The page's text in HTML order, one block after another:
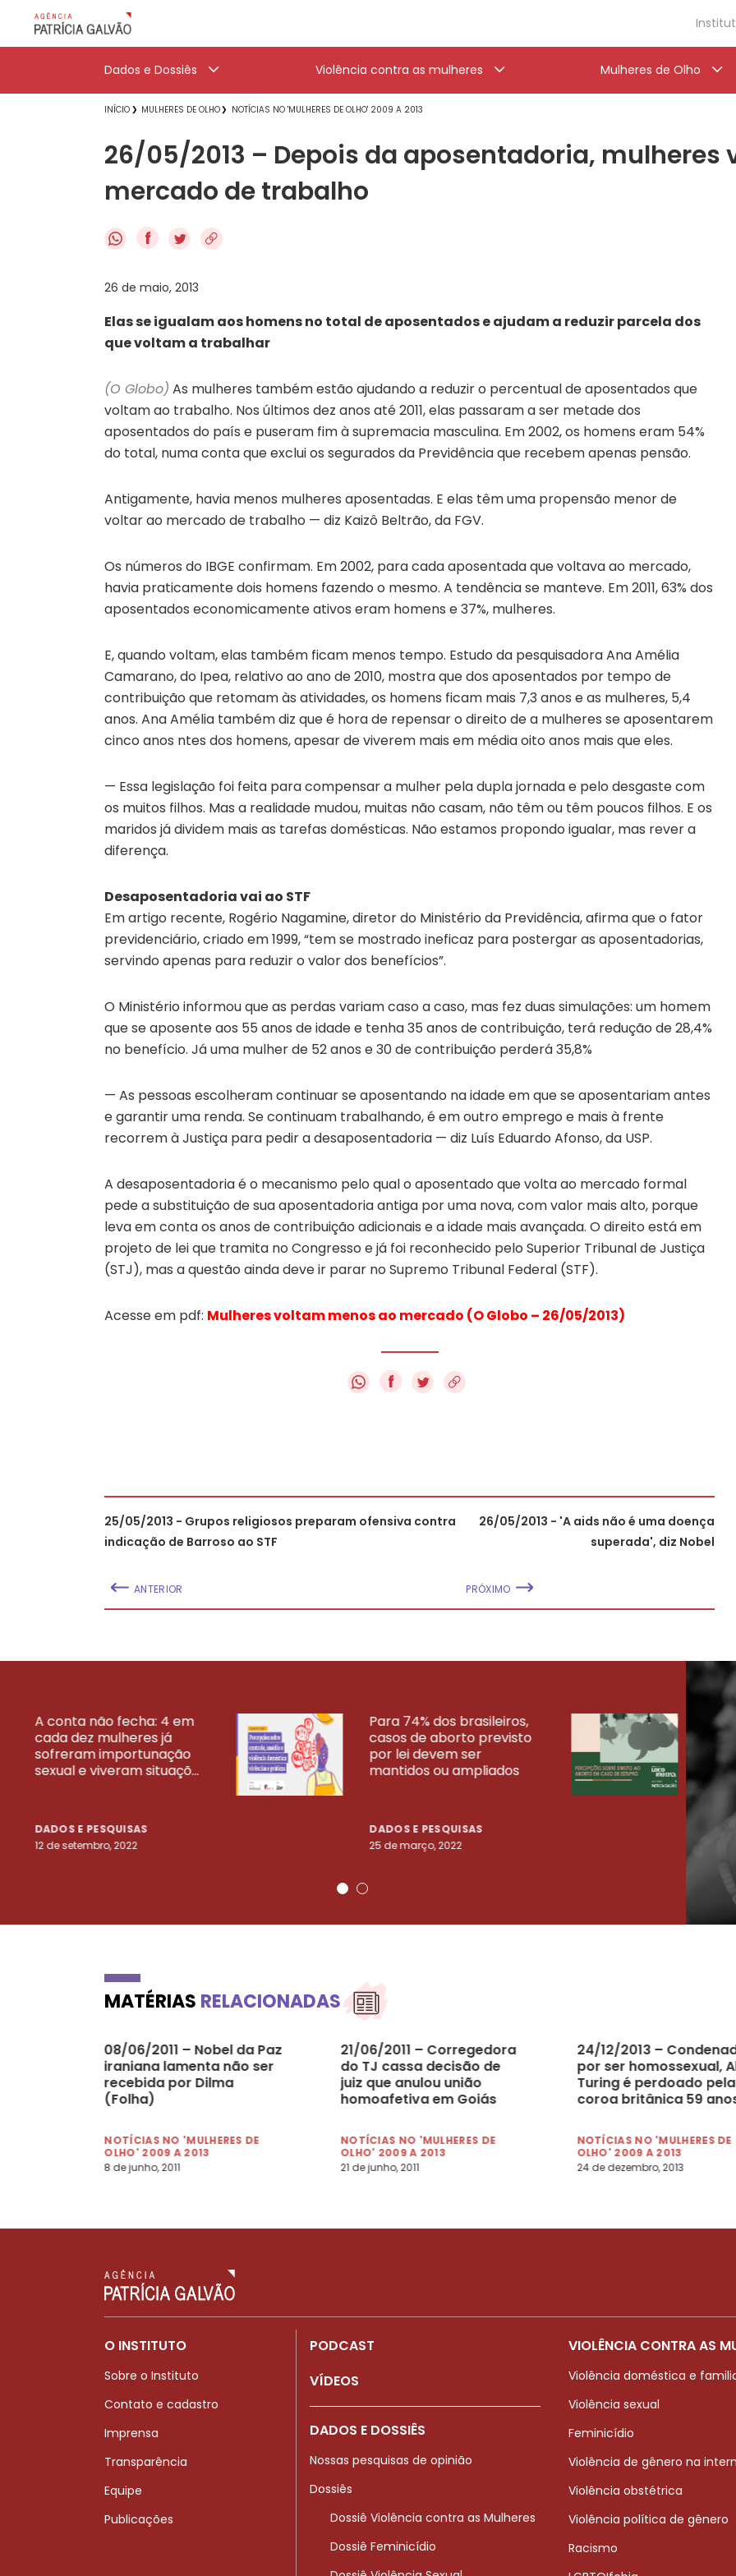
Dados e Dossiês Violência contra as mulheres Mulheres de Olho
INÍCIO MULHERES DE OLHO NOTÍCIAS NO 'MULHERES DE OLHO' 2009 A 2013
26/05/2013 – Depois da aposentadoria, mulheres
mercado de trabalho
f
26 de maio, 2013
Elas se igualam aos homens no total de aposentados e ajudam a reduzir parcela dos
que voltam a trabalhar
(O Globo) As mulheres também estão ajudando a reduzir o percentual de aposentados que
voltam ao trabalho. Nos últimos dez anos até 2011, elas passaram a ser metade dos
aposentados do país e puseram fim à supremacia masculina. Em 2002, os homens eram 54%
do total, numa conta que exclui os segurados da Previdência que recebem apenas pensão.
Antigamente, havia menos mulheres aposentadas. E elas têm uma propensão menor de
voltar ao mercado de trabalho — diz Kaizô Beltrão, da FGV.
Os números do IBGE confirmam. Em 2002, para cada aposentada que voltava ao mercado,
havia praticamente dois homens fazendo o mesmo. A tendência se manteve. Em 2011, 63% dos
aposentados economicamente ativos eram homens e 37%, mulheres.
E, quando voltam, elas também ficam menos tempo. Estudo da pesquisadora Ana Amélia
Camarano, do Ipea, relativo ao ano de 2010, mostra que dos aposentados por tempo de
contribuição que retomam às atividades, os homens ficam mais 7,3 anos e as mulheres, 5,4
anos. Ana Amélia também diz que é hora de repensar o direito de a mulheres se aposentarem
cinco anos ntes dos homens, apesar de viverem mais em média oito anos mais que eles.
— Essa legislação foi feita para compensar a mulher pela dupla jornada e pelo desgaste com
os muitos filhos. Mas a realidade mudou, muitas não casam, não têm ou têm poucos filhos. E os
maridos já dividem mais as tarefas domésticas. Não estamos propondo igualar, mas rever a
diferença.
Desaposentadoria vai ao STF
Em artigo recente, Rogério Nagamine, diretor do Ministério da Previdência, afirma que o fator
previdenciário, criado em 1999, “tem se mostrado ineficaz para postergar as aposentadorias,
servindo apenas para reduzir o valor dos benefícios”.
O Ministério informou que as perdas variam caso a caso, mas fez duas simulações: um homem
que se aposente aos 55 anos de idade e tenha 35 anos de contribuição, terá redução de 28,4%
no benefício. Já uma mulher de 52 anos e 30 de contribuição perderá 35,8%
— As pessoas escolheram continuar se aposentando na idade em que se aposentariam antes
e garantir uma renda. Se continuam trabalhando, é em outro emprego e mais à frente
recorrem à Justiça para pedir a desaposentadoria — diz Luís Eduardo Afonso, da USP.
A desaposentadoria é o mecanismo pelo qual o aposentado que volta ao mercado formal
pede a substituição de sua aposentadoria antiga por uma nova, com valor mais alto, porque
leva em conta os anos de contribuição adicionais e a idade mais avançada. O direito está em
projeto de lei que tramita no Congresso e já foi reconhecido pelo Superior Tribunal de Justiça
(STJ), mas a questão ainda deve ir parar no Supremo Tribunal Federal (STF).
Acesse em pdf: Mulheres voltam menos ao mercado (O Globo – 26/05/2013)
f
25/05/2013 - Grupos religiosos preparam ofensiva contra
indicação de Barroso ao STF
ANTERIOR
26/05/2013 - 'A aids não é uma doença
superada', diz Nobel
PRÓXIMO
A conta não fecha: 4 em
cada dez mulheres já
sofreram importunação
sexual e viveram situaçõ...
DADOS E PESQUISAS
12 de setembro, 2022
Para 74% dos brasileiros,
casos de aborto previsto
por lei devem ser
mantidos ou ampliados
DADOS E PESQUISAS
25 de março, 2022
23
VEJA MAIS PESQUISAS
MATÉRIAS RELACIONADAS
08/06/2011 – Nobel da Paz
iraniana lamenta não ser
recebida por Dilma
(Folha)
NOTÍCIAS NO 'MULHERES DE
OLHO' 2009 A 2013
8 de junho, 2011
21/06/2011 – Corregedora
do TJ cassa decisão de
juiz que anulou união
homoafetiva em Goiás
NOTÍCIAS NO 'MULHERES DE
OLHO' 2009 A 2013
21 de junho, 2011
24/12/2013 –
por ser homossexual,
Turing é perdoado pela
coroa britânica 59
NOTÍCIAS NO 'MULHERES DE
OLHO' 2009 A 2013
24 de dezembro, 2013
O INSTITUTO
Sobre o Instituto
Contato e cadastro
Imprensa
Transparência
Equipe
Publicações
PODCAST
VÍDEOS
DADOS E DOSSIÊS
Nossas pesquisas de opinião
Dossiês
Dossiê Violência contra as Mulheres
Dossiê Feminicídio
VIOLÊNCIA CONTRA AS
Violência doméstica e
Violência sexual
Feminicídio
Violência de gênero na
Violência obstétrica
Violência política de gênero
Racismo